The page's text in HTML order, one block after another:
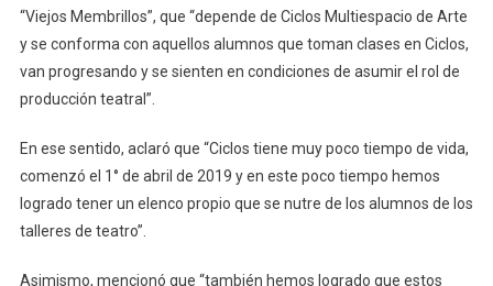
“Viejos Membrillos”, que “depende de Ciclos Multiespacio de Arte
y se conforma con aquellos alumnos que toman clases en Ciclos,
van progresando y se sienten en condiciones de asumir el rol de
producción teatral”.
En ese sentido, aclaró que “Ciclos tiene muy poco tiempo de vida,
comenzó el 1° de abril de 2019 y en este poco tiempo hemos
logrado tener un elenco propio que se nutre de los alumnos de los
talleres de teatro”.
Asimismo, mencionó que “también hemos logrado que estos